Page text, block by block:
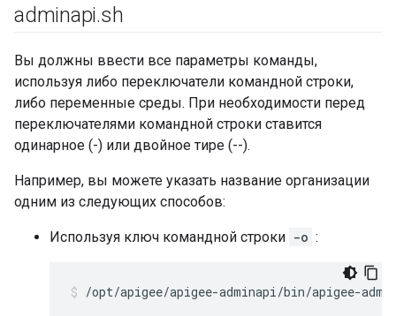
adminapi.sh
Вы должны ввести все параметры команды,
используя либо переключатели командной строки,
либо переменные среды. При необходимости перед
переключателями командной строки ставится
одинарное (-) или двойное тире (--).
Например, вы можете указать название организации
одним из следующих способов:
Используя ключ командной строки -o :
/opt/apigee/apigee-adminapi/bin/apigee-